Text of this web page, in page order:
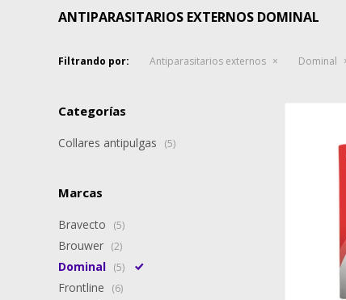
ANTIPARASITARIOS EXTERNOS DOMINAL
Filtrando por: Antiparasitarios externos Dominal
Categorías
Collares antipulgas (5)
Marcas
Bravecto (5)
Brouwer (2)
Dominal (5)
Frontline (6)